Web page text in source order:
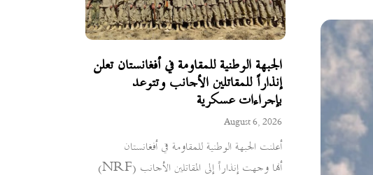
الجبهة الوطنية للمقاومة في أفغانستان تعلن
إنذاراً للمقاتلين الأجانب وتتوعد
بإجراءات عسكرية
August 6, 2026
أعلنت الجبهة الوطنية للمقاومة في أفغانستان
(NRF) أنها وجهت إنذاراً إلى المقاتلين الأجانب